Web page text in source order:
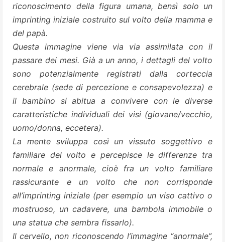
riconoscimento della figura umana, bensì solo un
imprinting iniziale costruito sul volto della mamma e
del papà.
Questa immagine viene via via assimilata con il
passare dei mesi. Già a un anno, i dettagli del volto
sono potenzialmente registrati dalla corteccia
cerebrale (sede di percezione e consapevolezza) e
il bambino si abitua a convivere con le diverse
caratteristiche individuali dei visi (giovane/vecchio,
uomo/donna, eccetera).
La mente sviluppa così un vissuto soggettivo e
familiare del volto e percepisce le differenze tra
normale e anormale, cioè fra un volto familiare
rassicurante e un volto che non corrisponde
all’imprinting iniziale (per esempio un viso cattivo o
mostruoso, un cadavere, una bambola immobile o
una statua che sembra fissarlo).
Il cervello, non riconoscendo l’immagine “anormale”,